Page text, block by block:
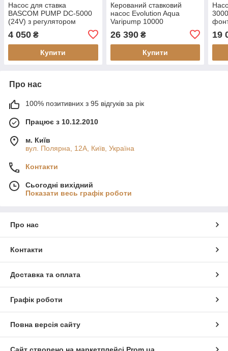
Насос для ставка
BASCOM PUMP DC-5000
(24V) з регулятором
4 050 ₴
Купити
Керований ставковий
насос Evolution Aqua
Varipump 10000
26 390₴
Купити
19
Про нас
100% позитивних з 95 відгуків за рік
Працює з 10.12.2010
м. Київ
вул. Полярна, 12А, Київ, Україна
Контакти
Сьогодні вихідний
Показати весь графік роботи
Про нас
Контакти
Доставка та оплата
Графік роботи
Повна версія сайту